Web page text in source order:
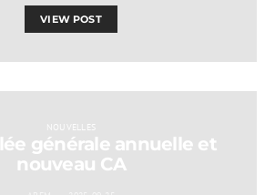
VIEW POST
NOUVELLES
générale annuelle et
nouveau CA